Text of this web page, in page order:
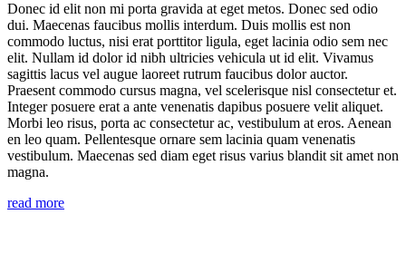
Donec id elit non mi porta gravida at eget metos. Donec sed odio
dui. Maecenas faucibus mollis interdum. Duis mollis est non
commodo luctus, nisi erat porttitor ligula, eget lacinia odio sem nec
elit. Nullam id dolor id nibh ultricies vehicula ut id elit. Vivamus
sagittis lacus vel augue laoreet rutrum faucibus dolor auctor.
Praesent commodo cursus magna, vel scelerisque nisl consectetur et.
Integer posuere erat a ante venenatis dapibus posuere velit aliquet.
Morbi leo risus, porta ac consectetur ac, vestibulum at eros. Aenean
en leo quam. Pellentesque ornare sem lacinia quam venenatis
vestibulum. Maecenas sed diam eget risus varius blandit sit amet non
magna.
read more